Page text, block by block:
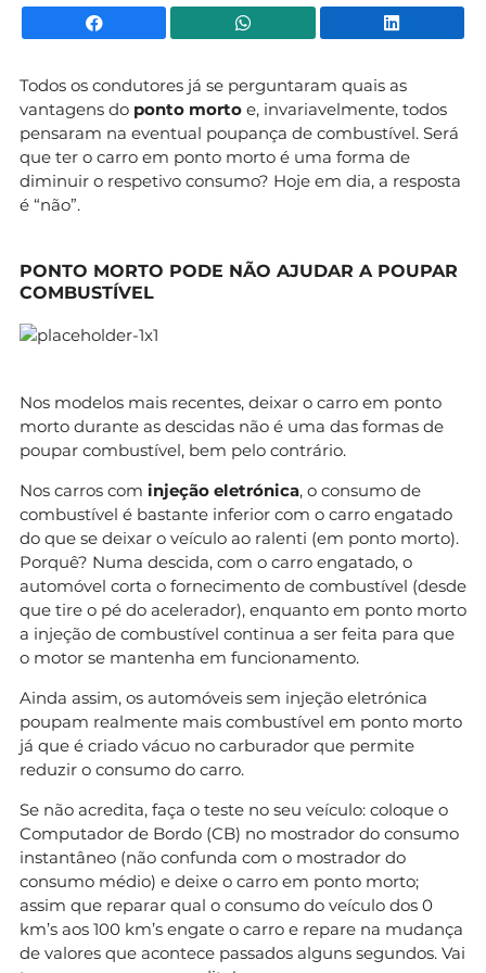
Facebook WhatsApp
Todos os condutores já se perguntaram quais as
vantagens do ponto morto e, invariavelmente, todos
pensaram na eventual poupança de combustível. Será
que ter o carro em ponto morto é uma forma de
diminuir o respetivo consumo? Hoje em dia, a resposta
é “não”.
PONTO MORTO PODE NÃO AJUDAR A POUPAR
COMBUSTÍVEL
Nos modelos mais recentes, deixar o carro em ponto
morto durante as descidas não é uma das formas de
poupar combustível, bem pelo contrário.
Nos carros com injeção eletrónica, o consumo de
combustível é bastante inferior com o carro engatado
do que se deixar o veículo ao ralenti (em ponto morto).
Porquê? Numa descida, com o carro engatado, o
automóvel corta o fornecimento de combustível (desde
que tire o pé do acelerador), enquanto em ponto morto
a injeção de combustível continua a ser feita para que
o motor se mantenha em funcionamento.
Ainda assim, os automóveis sem injeção eletrónica
poupam realmente mais combustível em ponto morto
já que é criado vácuo no carburador que permite
reduzir o consumo do carro.
Se não acredita, faça o teste no seu veículo: coloque o
Computador de Bordo (CB) no mostrador do consumo
instantâneo (não confunda com o mostrador do
consumo médio) e deixe o carro em ponto morto;
assim que reparar qual o consumo do veículo dos 0
km’s aos 100 km’s engate o carro e repare na mudança
de valores que acontece passados alguns segundos. Vai